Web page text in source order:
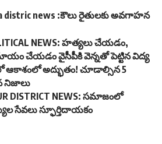
distric news :కౌలు రైతులకు అవగాహన
NEWS: హత్యలు చేయడం,
చేయడం వైసీపీకి వెన్నతో పెట్టిన విద్య
అద్భుతం! చూడాల్సిన 5
నిజాలు
DISTRICT NEWS: సమాజంలో
సేవలు స్ఫూర్తిదాయకం